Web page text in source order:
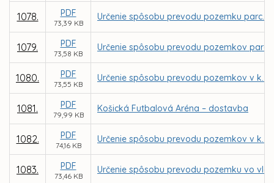
1078. PDF
73,39 KB
Určenie spôsobu prevodu pozemku parc.
1079. PDF
73,58 KB
Určenie spôsobu prevodu pozemkov parc.
1080. PDF
73,55 KB
Určenie spôsobu prevodu pozemkov v k.
1081. PDF
79,99 KB
Košická Futbalová Aréna – dostavba
1082. PDF
74,16 KB
Určenie spôsobu prevodu pozemkov v k.
1083. PDF
73,46 KB
Určenie spôsobu prevodu pozemku vo